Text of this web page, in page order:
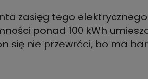
zasięg tego
ponad 100 kWh
się nie przewróci, bo ma